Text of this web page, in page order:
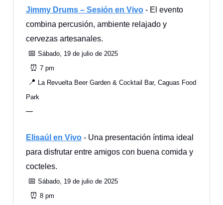
Jimmy Drums – Sesión en Vivo - El evento
combina percusión, ambiente relajado y
cervezas artesanales.
📅 Sábado, 19 de julio de 2025
⏰ 7 pm
📍 La Revuelta Beer Garden & Cocktail Bar, Caguas Food
Park
—
Elisaúl en Vivo - Una presentación íntima ideal
para disfrutar entre amigos con buena comida y
cocteles.
📅 Sábado, 19 de julio de 2025
⏰ 8 pm